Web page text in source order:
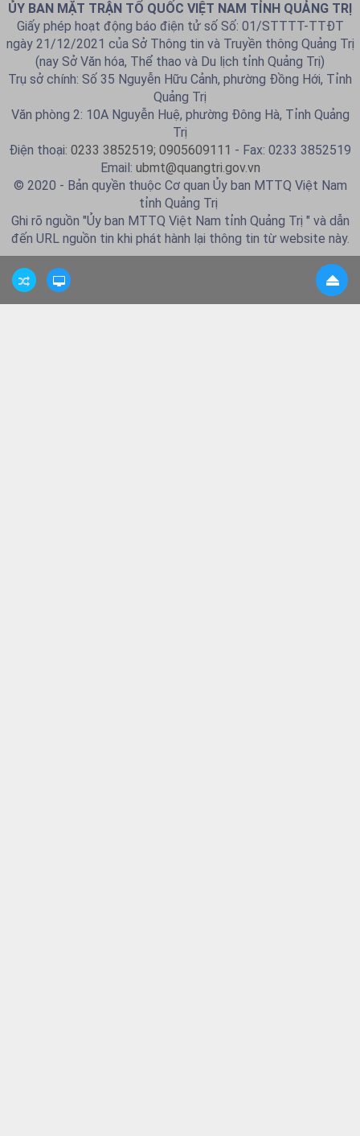
ỦY BAN MẶT TRẬN TỔ QUỐC VIỆT NAM TỈNH QUẢNG TRỊ
Giấy phép hoạt động báo điện tử số Số: 01/STTTT-TTĐT
ngày 21/12/2021 của Sở Thông tin và Truyền thông Quảng Trị
(nay Sở Văn hóa, Thể thao và Du lịch tỉnh Quảng Trị)
Trụ sở chính: Số 35 Nguyễn Hữu Cảnh, phường Đồng Hới, Tỉnh
Quảng Trị
Văn phòng 2: 10A Nguyễn Huệ, phường Đông Hà, Tỉnh Quảng
Trị
Điện thoại: 0233 3852519; 0905609111 - Fax: 0233 3852519
Email: ubmt@quangtri.gov.vn
© 2020 - Bản quyền thuộc Cơ quan Ủy ban MTTQ Việt Nam
tỉnh Quảng Trị
Ghi rõ nguồn "Ủy ban MTTQ Việt Nam tỉnh Quảng Trị " và dẫn
đến URL nguồn tin khi phát hành lại thông tin từ website này.